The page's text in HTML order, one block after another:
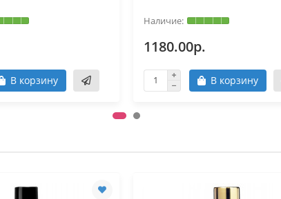
В корзину
1180.00р.
В корзину